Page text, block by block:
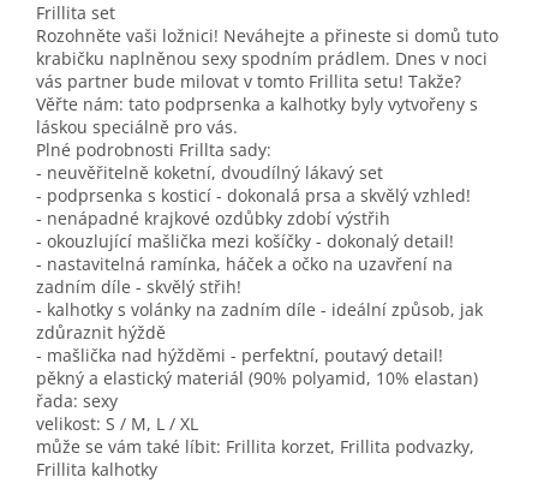
Frillita set
Rozohněte vaši ložnici! Neváhejte a přineste si domů tuto
krabičku naplněnou sexy spodním prádlem. Dnes v noci
vás partner bude milovat v tomto Frillita setu! Takže?
Věřte nám: tato podprsenka a kalhotky byly vytvořeny s
láskou speciálně pro vás.
Plné podrobnosti Frillta sady:
- neuvěřitelně koketní, dvoudílný lákavý set
- podprsenka s kosticí - dokonalá prsa a skvělý vzhled!
- nenápadné krajkové ozdůbky zdobí výstřih
- okouzlující mašlička mezi košíčky - dokonalý detail!
- nastavitelná ramínka, háček a očko na uzavření na
zadním díle - skvělý střih!
- kalhotky s volánky na zadním díle - ideální způsob, jak
zdůraznit hýždě
- mašlička nad hýžděmi - perfektní, poutavý detail!
pěkný a elastický materiál (90% polyamid, 10% elastan)
řada: sexy
velikost: S / M, L / XL
může se vám také líbit: Frillita korzet, Frillita podvazky,
Frillita kalhotky